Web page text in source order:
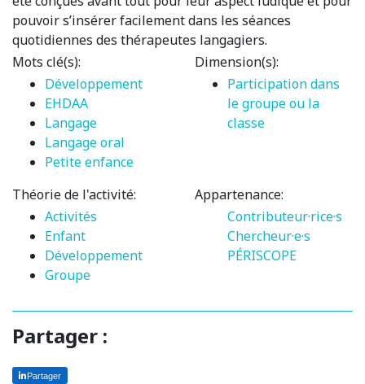
pouvoir s’insérer facilement dans les séances
quotidiennes des thérapeutes langagiers.
Mots clé(s):
Développement
EHDAA
Langage
Langage oral
Petite enfance
Dimension(s):
Participation dans
le groupe ou la
classe
Théorie de l'activité:
Activités
Enfant
Développement
Groupe
Appartenance:
Contributeur·rice·s
Chercheur·e·s
PÉRISCOPE
Partager :
Partager